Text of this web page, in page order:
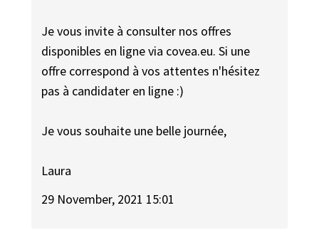
Je vous invite à consulter nos offres
disponibles en ligne via covea.eu. Si une
offre correspond à vos attentes n'hésitez
pas à candidater en ligne :)
Je vous souhaite une belle journée,
Laura
29 November, 2021 15:01